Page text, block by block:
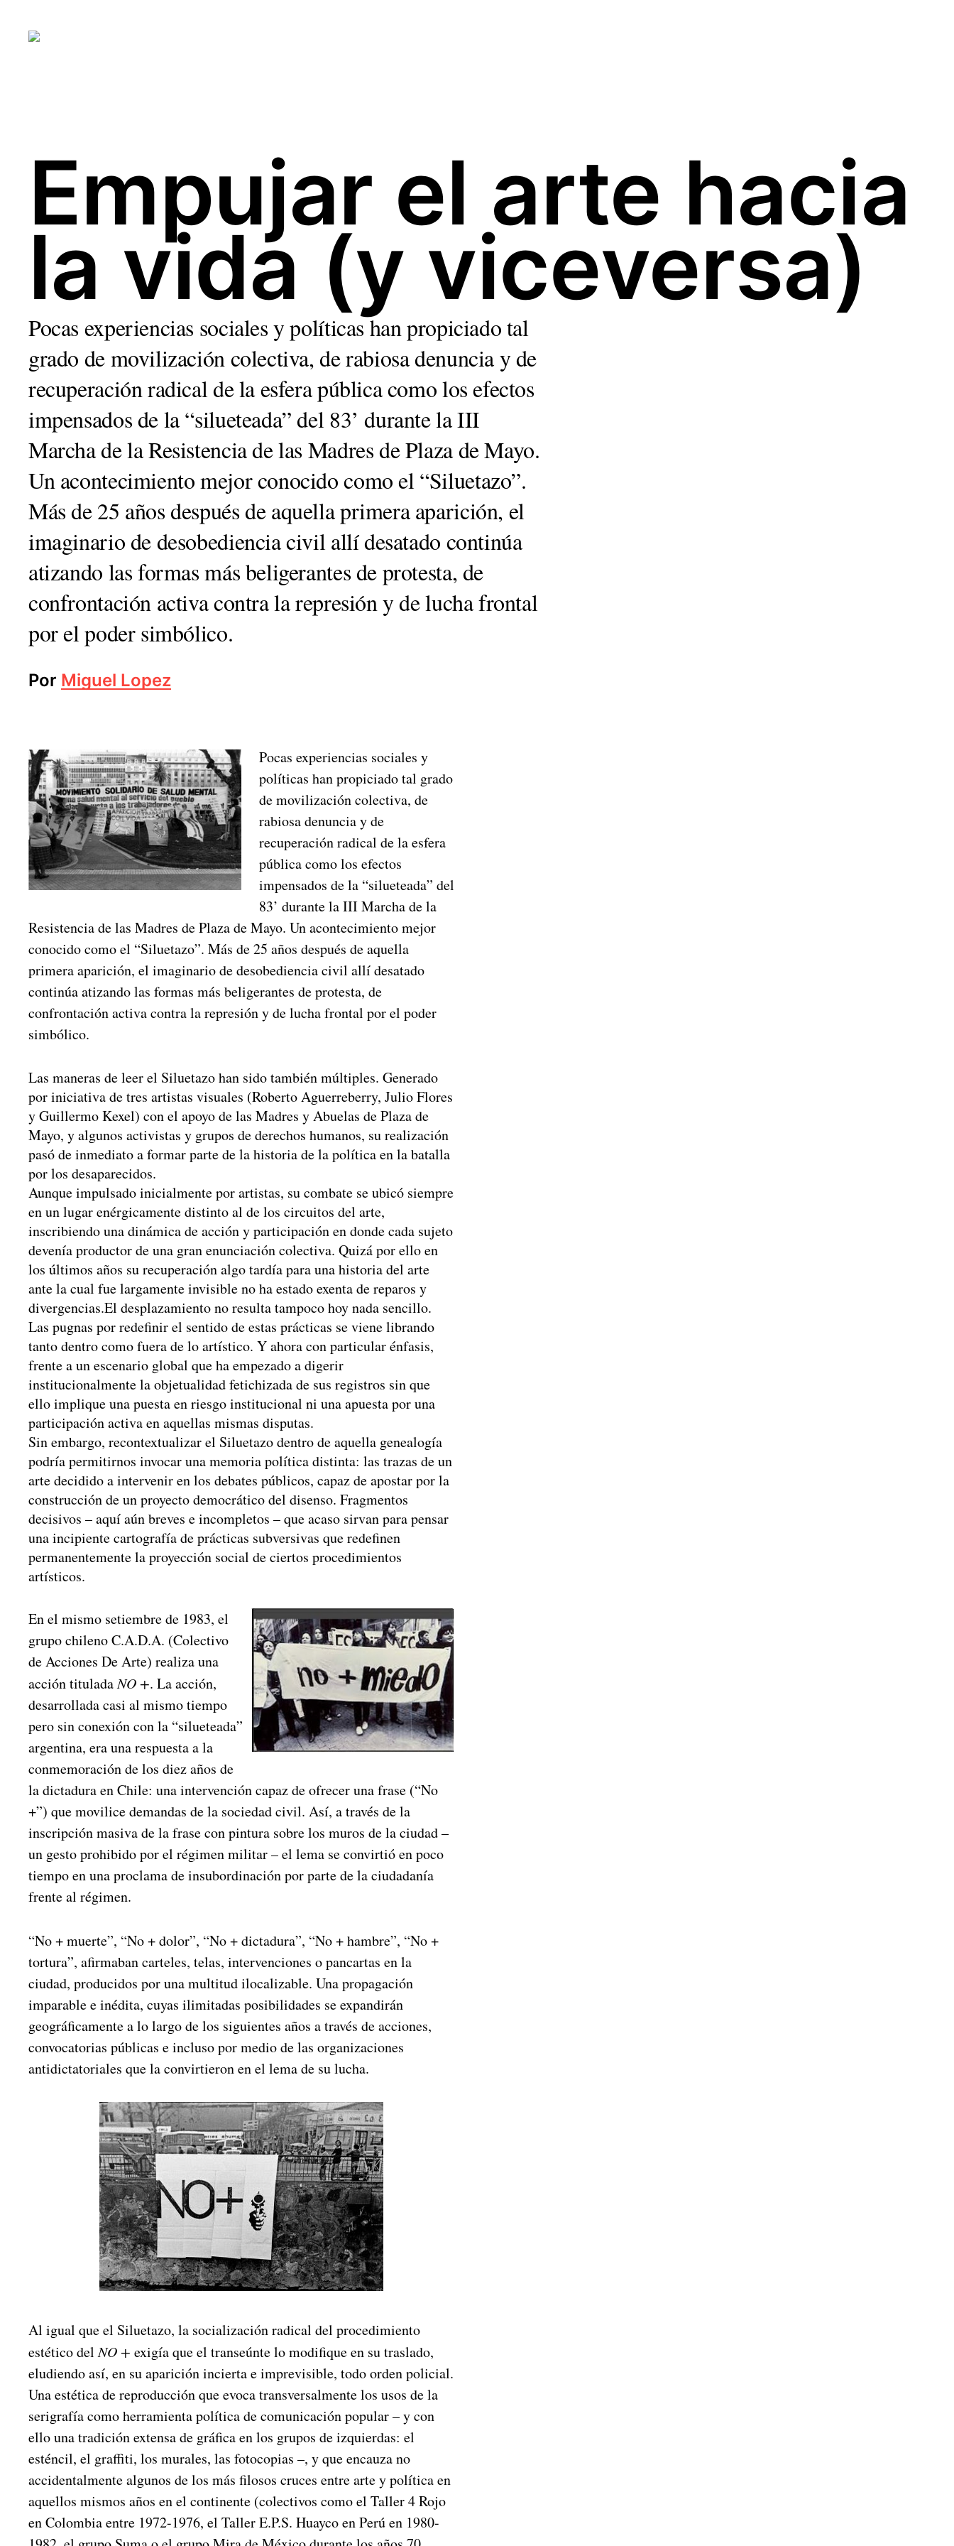
Empujar el arte hacia
la vida (y viceversa)
Pocas experiencias sociales y políticas han propiciado tal
grado de movilización colectiva, de rabiosa denuncia y de
recuperación radical de la esfera pública como los efectos
impensados de la “silueteada” del 83’ durante la III
Marcha de la Resistencia de las Madres de Plaza de Mayo.
Un acontecimiento mejor conocido como el “Siluetazo”.
Más de 25 años después de aquella primera aparición, el
imaginario de desobediencia civil allí desatado continúa
atizando las formas más beligerantes de protesta, de
confrontación activa contra la represión y de lucha frontal
por el poder simbólico.
Por Miguel Lopez
Pocas experiencias sociales y
políticas han propiciado tal grado
de movilización colectiva, de
rabiosa denuncia y de
recuperación radical de la esfera
pública como los efectos
impensados de la “silueteada” del
83’ durante la III Marcha de la
Resistencia de las Madres de Plaza de Mayo. Un acontecimiento mejor
conocido como el “Siluetazo”. Más de 25 años después de aquella
primera aparición, el imaginario de desobediencia civil allí desatado
continúa atizando las formas más beligerantes de protesta, de
confrontación activa contra la represión y de lucha frontal por el poder
simbólico.
Las maneras de leer el Siluetazo han sido también múltiples. Generado
por iniciativa de tres artistas visuales (Roberto Aguerreberry, Julio Flores
y Guillermo Kexel) con el apoyo de las Madres y Abuelas de Plaza de
Mayo, y algunos activistas y grupos de derechos humanos, su realización
pasó de inmediato a formar parte de la historia de la política en la batalla
por los desaparecidos.
Aunque impulsado inicialmente por artistas, su combate se ubicó siempre
en un lugar enérgicamente distinto al de los circuitos del arte,
inscribiendo una dinámica de acción y participación en donde cada sujeto
devenía productor de una gran enunciación colectiva. Quizá por ello en
los últimos años su recuperación algo tardía para una historia del arte
ante la cual fue largamente invisible no ha estado exenta de reparos y
divergencias.El desplazamiento no resulta tampoco hoy nada sencillo.
Las pugnas por redefinir el sentido de estas prácticas se viene librando
tanto dentro como fuera de lo artístico. Y ahora con particular énfasis,
frente a un escenario global que ha empezado a digerir
institucionalmente la objetualidad fetichizada de sus registros sin que
ello implique una puesta en riesgo institucional ni una apuesta por una
participación activa en aquellas mismas disputas.
Sin embargo, recontextualizar el Siluetazo dentro de aquella genealogía
podría permitirnos invocar una memoria política distinta: las trazas de un
arte decidido a intervenir en los debates públicos, capaz de apostar por la
construcción de un proyecto democrático del disenso. Fragmentos
decisivos – aquí aún breves e incompletos – que acaso sirvan para pensar
una incipiente cartografía de prácticas subversivas que redefinen
permanentemente la proyección social de ciertos procedimientos
artísticos.
En el mismo setiembre de 1983, el
grupo chileno C.A.D.A. (Colectivo
de Acciones De Arte) realiza una
acción tituladaNO +. La acción,
desarrollada casi al mismo tiempo
pero sin conexión con la “silueteada”
argentina, era una respuesta a la
conmemoración de los diez años de
la dictadura en Chile: una intervención capaz de ofrecer una frase (“No
+”) que movilice demandas de la sociedad civil. Así, a través de la
inscripción masiva de la frase con pintura sobre los muros de la ciudad –
un gesto prohibido por el régimen militar – el lema se convirtió en poco
tiempo en una proclama de insubordinación por parte de la ciudadanía
frente al régimen.
“No + muerte”, “No + dolor”, “No + dictadura”, “No + hambre”, “No +
tortura”, afirmaban carteles, telas, intervenciones o pancartas en la
ciudad, producidos por una multitud ilocalizable. Una propagación
imparable e inédita, cuyas ilimitadas posibilidades se expandirán
geográficamente a lo largo de los siguientes años a través de acciones,
convocatorias públicas e incluso por medio de las organizaciones
antidictatoriales que la convirtieron en el lema de su lucha.
Al igual que el Siluetazo, la socialización radical del procedimiento
estético delNO + exigía que el transeúnte lo modifique en su traslado,
eludiendo así, en su aparición incierta e imprevisible, todo orden policial.
Una estética de reproducción que evoca transversalmente los usos de la
serigrafía como herramienta política de comunicación popular – y con
ello una tradición extensa de gráfica en los grupos de izquierdas: el
esténcil, el graffiti, los murales, las fotocopias –, y que encauza no
accidentalmente algunos de los más filosos cruces entre arte y política en
aquellos mismos años en el continente (colectivos como el Taller 4 Rojo
en Colombia entre 1972-1976, el Taller E.P.S. Huayco en Perú en 1980-